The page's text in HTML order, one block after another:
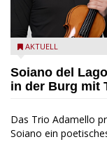
Trio Adamello
AKTUELL
Soiano del
in der Burg mit
Das Trio Adamello
Soiano ein